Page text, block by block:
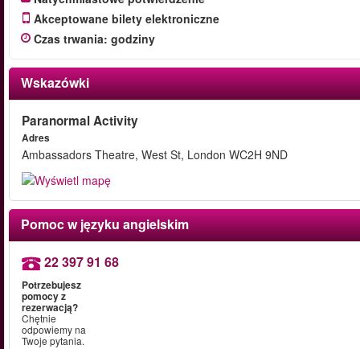
Akceptowane bilety elektroniczne
Czas trwania: godziny
Wskazówki
Paranormal Activity
Adres
Ambassadors Theatre, West St, London WC2H 9ND
Pomoc w języku angielskim
22 397 91 68
Potrzebujesz
pomocy z
rezerwacją?
Chętnie
odpowiemy na
Twoje pytania.